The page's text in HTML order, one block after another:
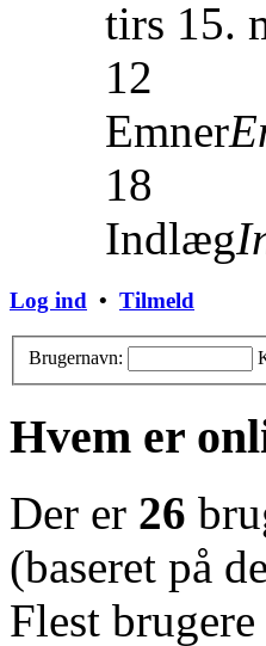
tirs 15.
12
Emner
18
Indlæg
Log ind • Tilmeld
Brugernavn:
Hvem er
Der er 26
(baseret på
Flest